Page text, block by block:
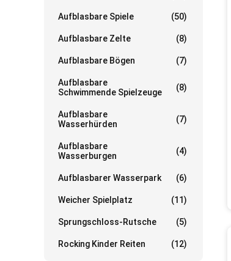
Aufblasbare Spiele (50)
Aufblasbare Zelte (8)
Aufblasbare Bögen (7)
Aufblasbare
Schwimmende Spielzeuge
(8)
Aufblasbare
Wasserhürden
(7)
Aufblasbare
Wasserburgen
(4)
Aufblasbarer Wasserpark (6)
Weicher Spielplatz (11)
Sprungschloss-Rutsche (5)
Rocking Kinder Reiten (12)